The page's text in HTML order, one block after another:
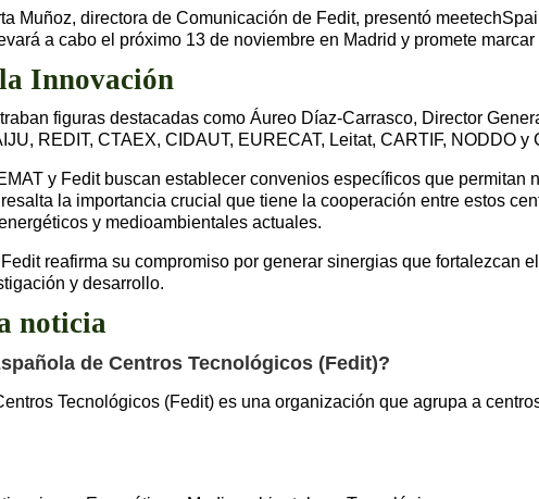
Muñoz, directora de Comunicación de Fedit, presentó
a cabo el próximo 13 de noviembre en Madrid y promete
Innovación
figuras destacadas como Áureo Díaz-Carrasco, Director
REDIT, CTAEX, CIDAUT, EURECAT, Leitat, CARTIF, NODDO y
y Fedit buscan establecer convenios específicos que
la importancia crucial que tiene la cooperación entre estos
y medioambientales actuales.
reafirma su compromiso por generar sinergias que fortalezcan
y desarrollo.
noticia
de Centros Tecnológicos (Fedit)?
Tecnológicos (Fedit) es una organización que agrupa a